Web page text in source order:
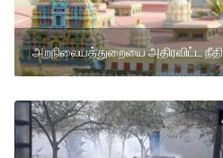
அறநிலையத்துறையை அதிரவிட்ட